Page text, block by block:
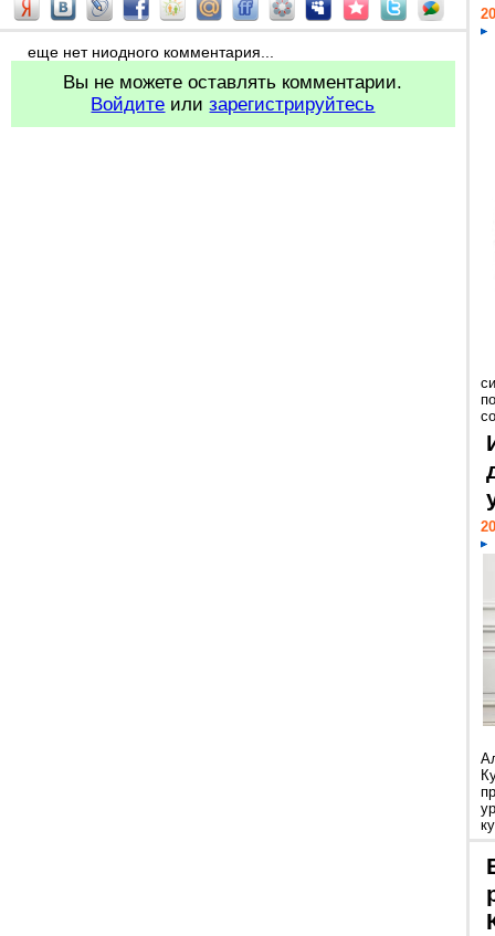
еще нет ниодного комментария...
Вы не можете оставлять комментарии.
Войдите илизарегистрируйтесь